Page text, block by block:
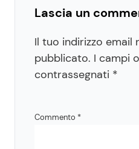
Lascia un
Il tuo indirizzo email
pubblicato. I campi
contrassegnati *
Commento *